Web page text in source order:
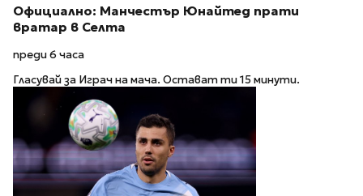
Официално: Манчестър Юнайтед прати
вратар в Селта
преди 6 часа
Гласувай за Играч на мача. Остават ти 15 минути.